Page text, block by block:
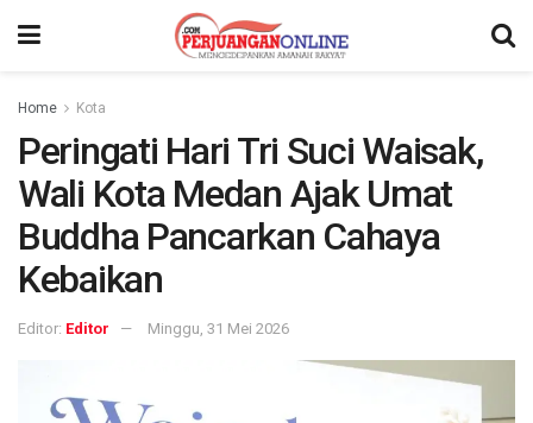
Home Kota
Peringati Hari Tri Suci Waisak,
Wali Kota Medan Ajak Umat
Buddha Pancarkan Cahaya
Kebaikan
Editor: Editor Minggu, 31 Mei 2026